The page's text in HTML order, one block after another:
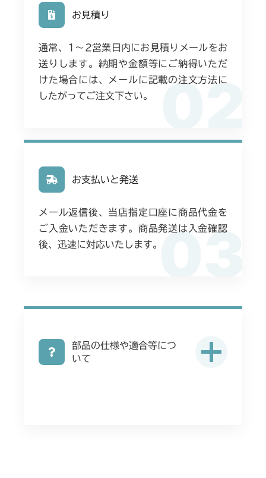
02
お見積り
通常、1〜2営業日内にお見積りメールをお
送りします。納期や金額等にご納得いただ
けた場合には、メールに記載の注文方法に
したがってご注文下さい。
03
お支払いと発送
メール返信後、当店指定口座に商品代金を
ご入金いただきます。商品発送は入金確認
後、迅速に対応いたします。
部品の仕様や適合等につ
いて